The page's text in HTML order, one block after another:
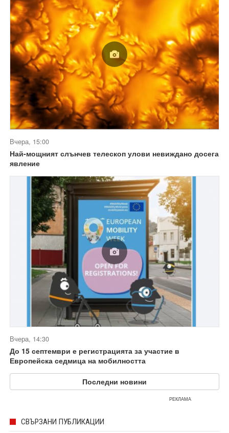
Вчера, 15:00
Най-мощният слънчев телескоп улови невиждано досега
явление
Вчера, 14:30
До 15 септември е регистрацията за участие в
Европейска седмица на мобилността
Последни новини
РЕКЛАМА
СВЪРЗАНИ ПУБЛИКАЦИИ